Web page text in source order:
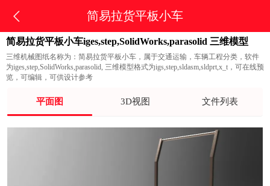
简易拉货平板小车
简易拉货平板小车iges,step,SolidWorks,parasolid 三维模型
三维机械图纸名称为：简易拉货平板小车，属于交通运输，车辆工程分类，软件
为iges,step,SolidWorks,parasolid, 三维模型格式为igs,step,sldasm,sldprt,x_t，可在线预
览，可编辑，可供设计参考
平面图 3D视图 文件列表